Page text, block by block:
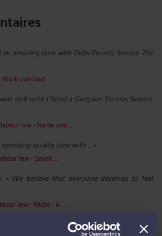
an amazing time with Delhi Escorts Service. The
overload: ...
dull until I hired a Gurgaon Escorts Service.
law - Name and ...
quality time with ... »
law - Sexist ...
« We believe that everyone deserves to feel
law - Radio - A ...
in adventures that are both thrilling and